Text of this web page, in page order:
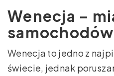
Wenecja –
samochodów
Wenecja to jedno z
świecie, jednak